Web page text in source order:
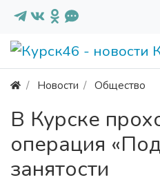
Новости Общество
В Курске
операция
занятости